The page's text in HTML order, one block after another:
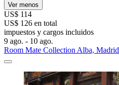
Ver menos
US$ 114
US$ 126 en total
impuestos y cargos incluidos
9 ago. - 10 ago.
Room Mate Collection Alba, Madrid